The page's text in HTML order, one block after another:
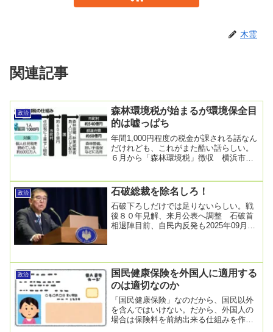
木霊
関連記事
政治
森林環境税が始まるが環境保全目
的は嘘っぱち
年間1,000円程度の税金が課される話なん
だけれども、これがまた酷い話らしい。
６月から「森林環境税」徴収 横浜市民
政治 石破総裁を除名しろ！
石破下ろしだけでは足りないらしい。戦
後８０年見解、来月公表へ調整 石破首
相退陣目前、自民内反発も2025年09月25
政治
国民健康保険を外国人に適用する
のは適切なのか
「国民健康保険」なのだから、国民以外
を含んではいけない。だから、外国人の
場合は保険料を前納出来る仕組みを作ろ